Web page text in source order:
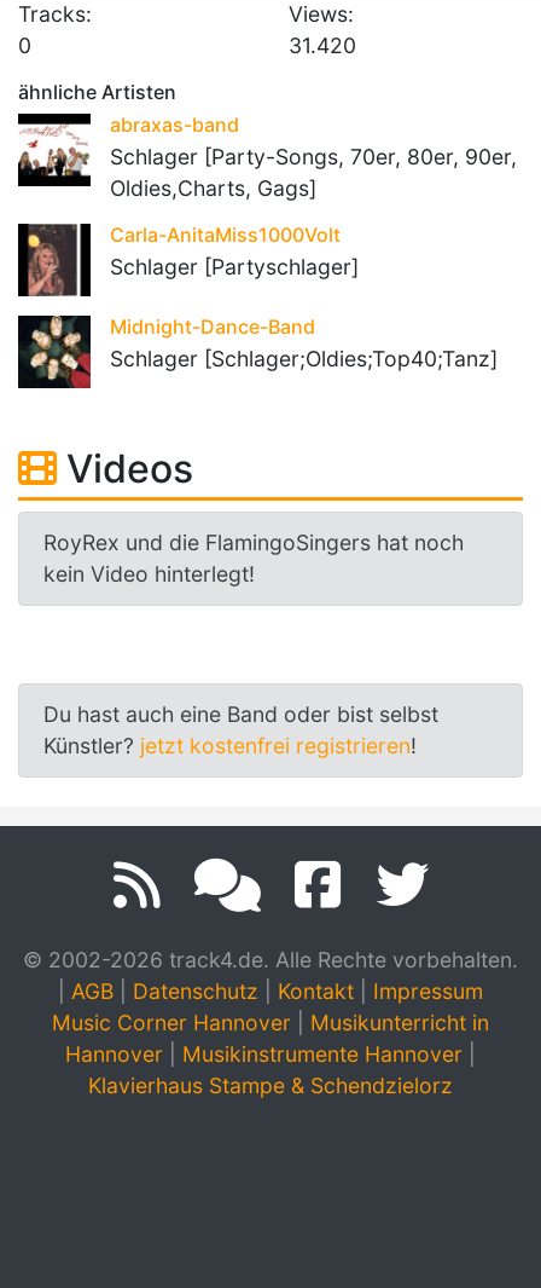
Tracks:
0
Views:
31.420
ähnliche Artisten
abraxas-band
Schlager [Party-Songs, 70er, 80er, 90er,
Oldies,Charts, Gags]
Carla-AnitaMiss1000Volt
Schlager [Partyschlager]
Midnight-Dance-Band
Schlager [Schlager;Oldies;Top40;Tanz]
Videos
RoyRex und die FlamingoSingers hat noch
kein Video hinterlegt!
Du hast auch eine Band oder bist selbst
Künstler? jetzt kostenfrei registrieren!
© 2002-2026 track4.de. Alle Rechte vorbehalten.
AGB Datenschutz Kontakt
Impressum
Music Corner Hannover
Musikunterricht in
Hannover
Musikinstrumente Hannover
Klavierhaus Stampe & Schendzielorz